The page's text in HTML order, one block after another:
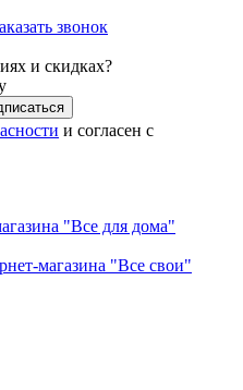
звонок
и скидках?
и согласен с
"Все для дома"
магазина "Все свои"